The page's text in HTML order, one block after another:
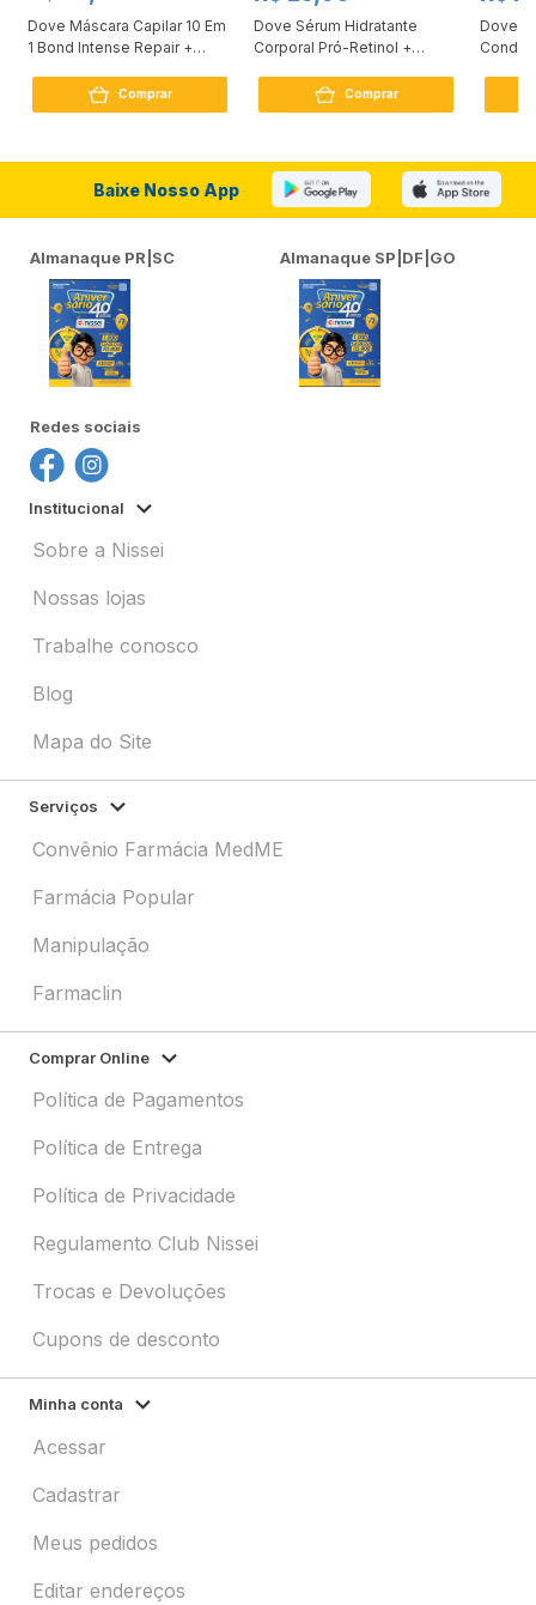
Dove Máscara Capilar 10 Em
1 Bond Intense Repair +
Comprar
Dove Sérum Hidratante
Corporal Pró-Retinol +
Comprar
Dove
Baixe Nosso App
Almanaque PR|SC Almanaque SP|DF|GO
Redes sociais
Institucional
Sobre a Nissei
Nossas lojas
Trabalhe conosco
Blog
Mapa do Site
Serviços
Convênio Farmácia MedME
Farmácia Popular
Manipulação
Farmaclin
Comprar Online
Política de Pagamentos
Política de Entrega
Política de Privacidade
Regulamento Club Nissei
Trocas e Devoluções
Cupons de desconto
Minha conta
Acessar
Cadastrar
Meus pedidos
Editar endereços